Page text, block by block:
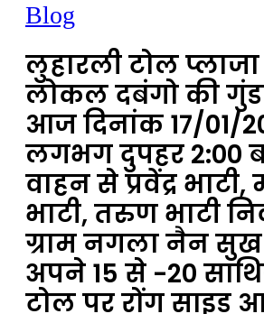
Blog
लुहारली टोल प्लाजा
लोकल दबंगो की
आज दिनांक 17/01/
लगभग दुपहर 2:00
वाहन से प्रवेंद्र भाटी,
भाटी, तरुण भाटी
ग्राम नगला नैन सुख
अपने 15 से -20
टोल पर रोंग साइड